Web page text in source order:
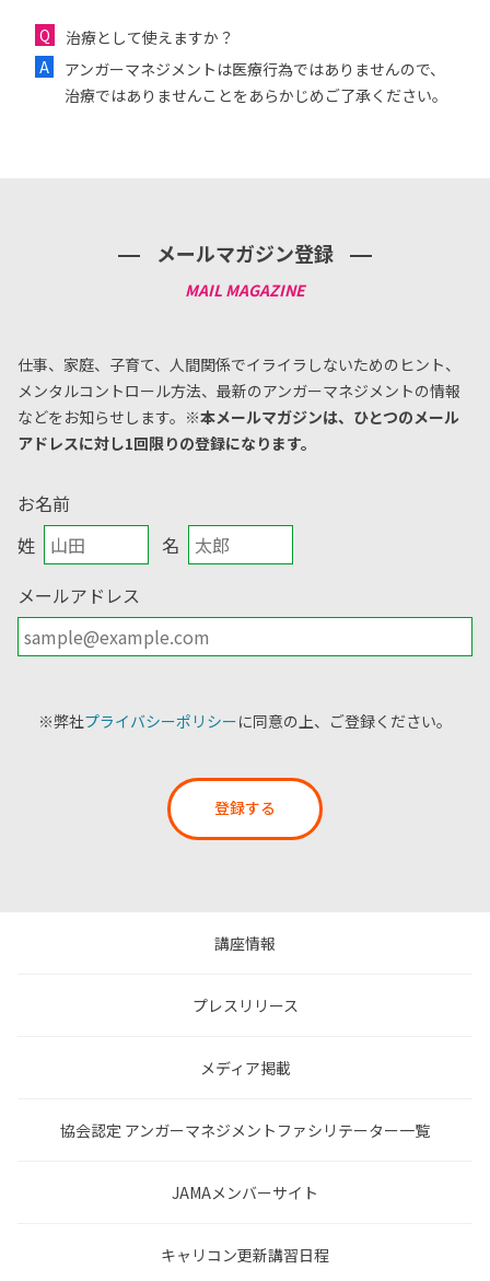
治療として使えますか？
アンガーマネジメントは医療行為ではありませんので、
治療ではありませんことをあらかじめご了承ください。
メールマガジン登録
仕事、家庭、子育て、人間関係でイライラしないためのヒント、
メンタルコントロール方法、 最新のアンガーマネジメントの情報
などをお知らせします。 ※本メールマガジンは、ひとつのメール
アドレスに対し1回限りの登録になります。
お名前
姓
名
メールアドレス
※弊社プライバシーポリシーに同意の上、ご登録ください。
登録する
講座情報
プレスリリース
メディア掲載
協会認定 アンガーマネジメントファシリテーター一覧
JAMAメンバーサイト
キャリコン更新講習日程